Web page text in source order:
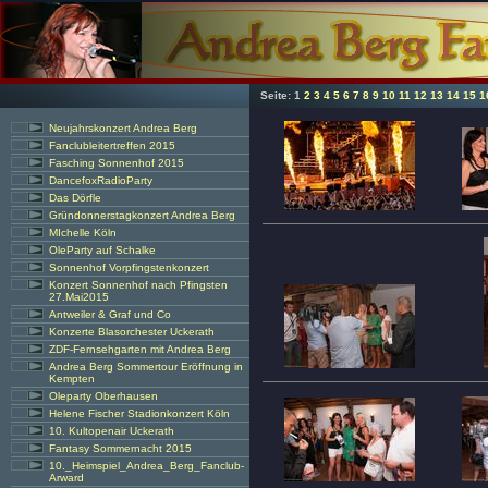
Seite: 1 2 3 4 5 6 7 8 9 10 11 12 13 14 15
Neujahrskonzert Andrea Berg
Fanclubleitertreffen 2015
Fasching Sonnenhof 2015
DancefoxRadioParty
Das Dörfle
Gründonnerstagkonzert Andrea Berg
MIchelle Köln
OleParty auf Schalke
Sonnenhof Vorpfingstenkonzert
Konzert Sonnenhof nach Pfingsten
27.Mai2015
Antweiler & Graf und Co
Konzerte Blasorchester Uckerath
ZDF-Fernsehgarten mit Andrea Berg
Andrea Berg Sommertour Eröffnung in
Kempten
Oleparty Oberhausen
Helene Fischer Stadionkonzert Köln
10. Kultopenair Uckerath
Fantasy Sommernacht 2015
10._Heimspiel_Andrea_Berg_Fanclub-
Arward